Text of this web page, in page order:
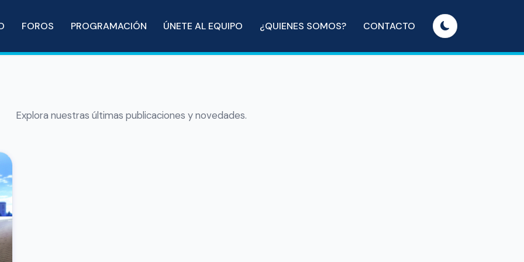
FOROS PROGRAMACIÓN ÚNETE AL EQUIPO ¿QUIENES SOMOS? CONTACTO
Explora nuestras últimas publicaciones y novedades.